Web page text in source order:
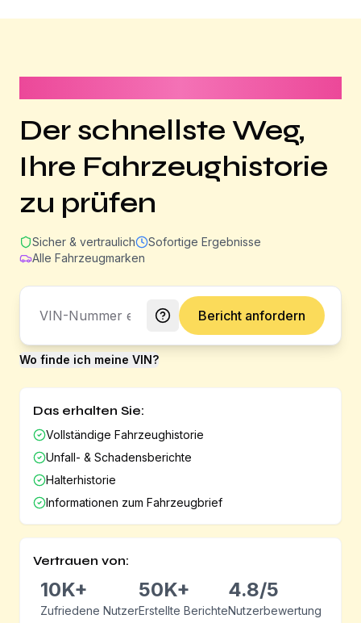
Der schnellste Weg,
Ihre Fahrzeughistorie
zu prüfen
Sicher & vertraulich
Sofortige Ergebnisse
Alle Fahrzeugmarken
Bericht anfordern
Wo finde ich meine VIN?
Das erhalten Sie:
Vollständige Fahrzeughistorie
Unfall- & Schadensberichte
Halterhistorie
Informationen zum Fahrzeugbrief
Vertrauen von:
10K+
Zufriedene Nutzer
50K+
Erstellte Berichte
4.8/5
Nutzerbewertung